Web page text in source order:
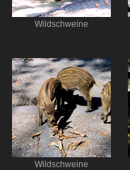
Wildschweine
Wildschweine